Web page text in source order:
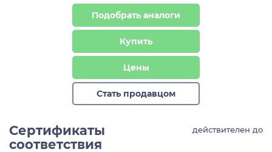
Подобрать аналоги
Купить
Цены
Стать продавцом
Сертификаты
соответствия
действителен до